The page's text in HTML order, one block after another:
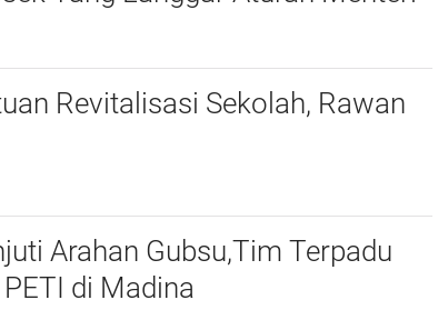
Revitalisasi Sekolah, Rawan
Arahan Gubsu,Tim Terpadu
di Madina